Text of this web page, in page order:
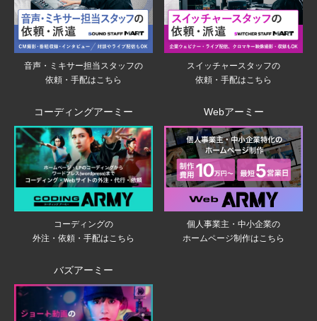
音声・ミキサー担当スタッフの
依頼・手配はこちら
スイッチャースタッフの
依頼・手配はこちら
コーディングアーミー
コーディングの
外注・依頼・手配はこちら
Webアーミー
個人事業主・中小企業の
ホームページ制作はこちら
バズアーミー